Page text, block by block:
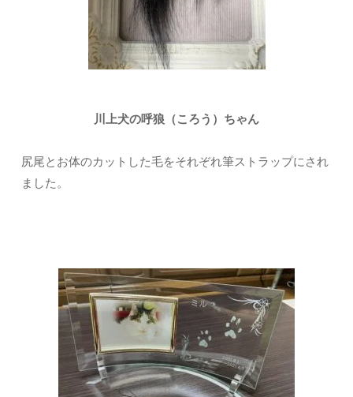
川上犬の呼狼（ころう）ちゃん
尻尾とお体のカットした毛をそれぞれ筆ストラップにされ
ました。